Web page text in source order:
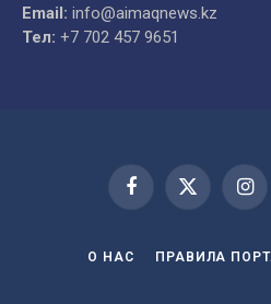
Email: info@aimaqnews.kz
Тел: +7 702 457 9651
Facebook
X
О НАС ПРАВИЛА